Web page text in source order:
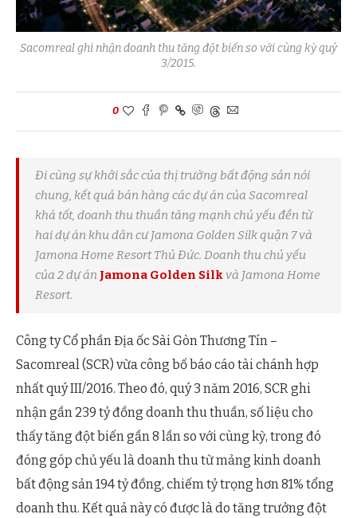
Sacomreal ghi nhận doanh thu tăng đột biến so với cùng kỳ quý
3/2015.
0
Đi cùng sự khởi sắc của thị trường bất động sản nói
chung, kết quả bán hàng các dự án của Sacomreal
khá tốt, doanh thu thuần tăng mạnh chủ yếu đền từ
hai dự án khu dân cư Jamona Golden Silk quận 7 và
Jamona Home Resort Thủ Đức. Doanh thu chủ yếu
của 2 dự án Jamona Golden Silkvà Jamona Home
Resort.
Công ty Cổ phần Địa ốc Sài Gòn Thương Tín –
Sacomreal (SCR) vừa công bố báo cáo tài chánh hợp
nhất quý III/2016. Theo đó, quý 3 năm 2016, SCR ghi
nhận gần 239 tỷ đồng doanh thu thuần, số liệu cho
thấy tăng đột biến gần 8 lần so với cùng kỳ, trong đó
đóng góp chủ yếu là doanh thu từ mảng kinh doanh
bất động sản 194 tỷ đồng, chiếm tỷ trọng hơn 81% tổng
doanh thu. Kết quả này có được là do tăng trưởng đột